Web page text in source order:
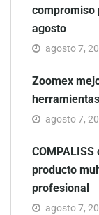
compromiso
agosto
agosto 7,
Zoomex
agosto 7,
COMPALISS
producto
profesional
agosto 7,